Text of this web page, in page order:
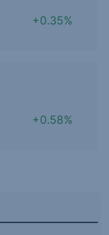
+0.35%
+0.58%